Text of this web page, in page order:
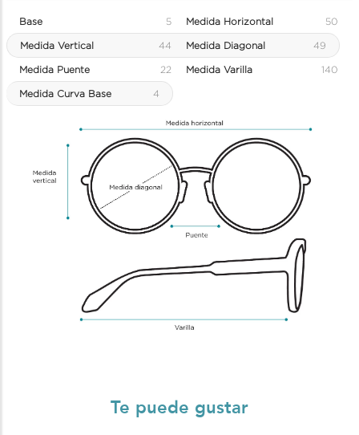
Base 5 Medida Horizontal 50
Medida Vertical 44 Medida Diagonal 49
Medida Puente 22 Medida Varilla 140
Medida Curva Base 4
Te puede gustar